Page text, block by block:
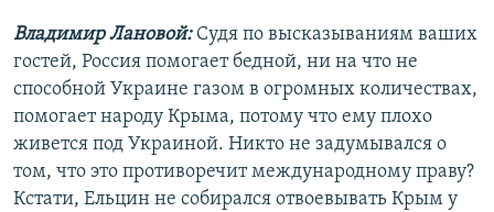
Владимир Лановой:Судя по высказываниям ваших
гостей, Россия помогает бедной, ни на что не
способной Украине газом в огромных количествах,
помогает народу Крыма, потому что ему плохо
живется под Украиной. Никто не задумывался о
том, что это противоречит международному праву?
Кстати, Ельцин не собирался отвоевывать Крым у